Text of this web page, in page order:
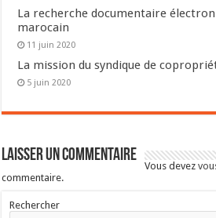
La recherche documentaire
marocain
11 juin 2020
La mission du syndique de
5 juin 2020
Laisser un commentaire
Vous devez
commentaire.
Rechercher